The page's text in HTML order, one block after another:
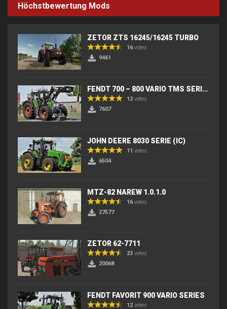
Höchstbewertung Mods
ZETOR ZTS 16245/16245 TURBO
16votes
9461
FENDT 700 – 800 VARIO TMS SERIES (IC) V2
12 votes
7607
JOHN DEERE 8030 SERIE (IC)
11 votes
6504
MTZ-82 NAREW 1.0.1.0
16votes
27577
ZETOR 62-7711
23 votes
20068
FENDT FAVORIT 900 VARIO SERIES
12 votes